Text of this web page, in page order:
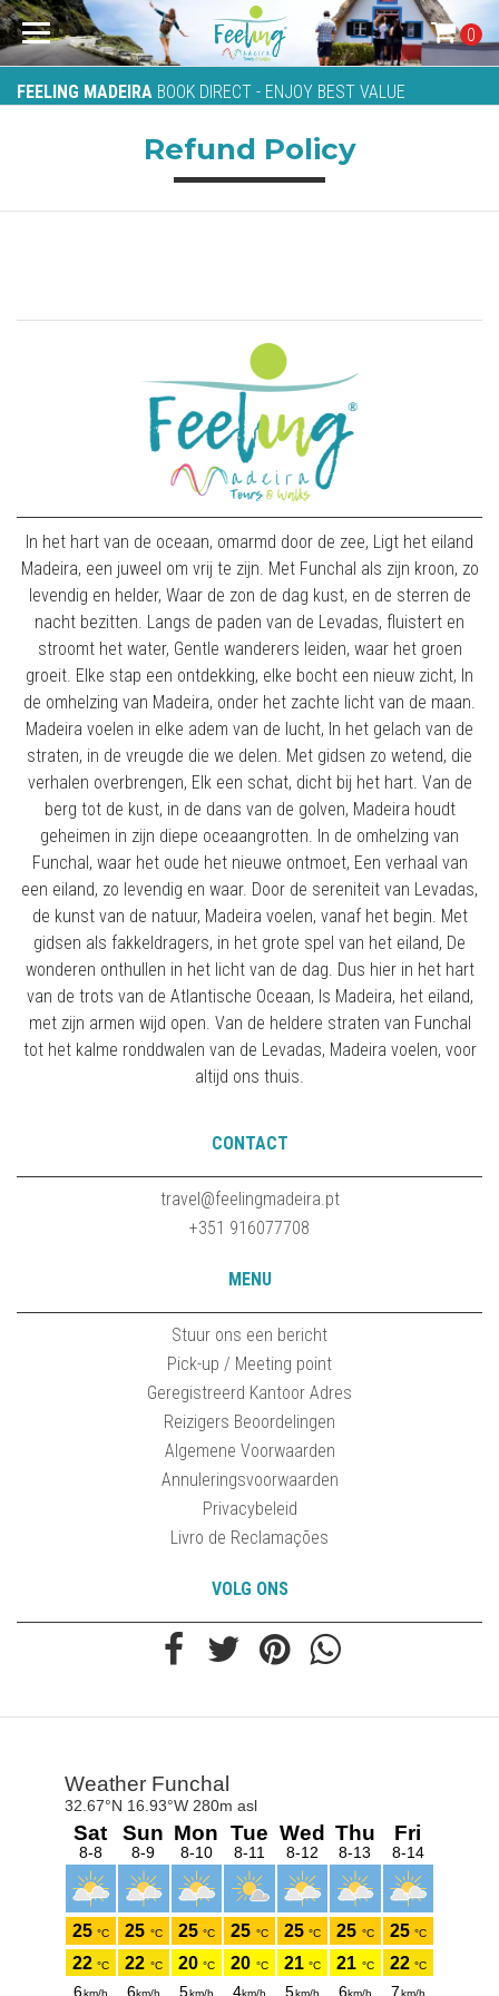
FEELING MADEIRA BOOK DIRECT - ENJOY BEST VALUE
0
Refund Policy
In het hart van de oceaan, omarmd door de zee, Ligt het eiland
Madeira, een juweel om vrij te zijn. Met Funchal als zijn kroon, zo
levendig en helder, Waar de zon de dag kust, en de sterren de
nacht bezitten. Langs de paden van de Levadas, fluistert en
stroomt het water, Gentle wanderers leiden, waar het groen
groeit. Elke stap een ontdekking, elke bocht een nieuw zicht, In
de omhelzing van Madeira, onder het zachte licht van de maan.
Madeira voelen in elke adem van de lucht, In het gelach van de
straten, in de vreugde die we delen. Met gidsen zo wetend, die
verhalen overbrengen, Elk een schat, dicht bij het hart. Van de
berg tot de kust, in de dans van de golven, Madeira houdt
geheimen in zijn diepe oceaangrotten. In de omhelzing van
Funchal, waar het oude het nieuwe ontmoet, Een verhaal van
een eiland, zo levendig en waar. Door de sereniteit van Levadas,
de kunst van de natuur, Madeira voelen, vanaf het begin. Met
gidsen als fakkeldragers, in het grote spel van het eiland, De
wonderen onthullen in het licht van de dag. Dus hier in het hart
van de trots van de Atlantische Oceaan, Is Madeira, het eiland,
met zijn armen wijd open. Van de heldere straten van Funchal
tot het kalme ronddwalen van de Levadas, Madeira voelen, voor
altijd ons thuis.
CONTACT
travel@feelingmadeira.pt
+351 916077708
MENU
Stuur ons een bericht
Pick-up / Meeting point
Geregistreerd Kantoor Adres
Reizigers Beoordelingen
Algemene Voorwaarden
Annuleringsvoorwaarden
Privacybeleid
Livro de Reclamações
VOLG ONS